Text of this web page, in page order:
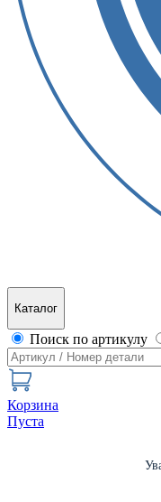
Каталог
Поиск по артикулу
Корзина
Пуста